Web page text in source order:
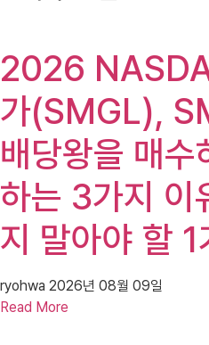
2026
가(SMGL),
배당왕을 매수
하는 3가지 이
지 말아야 할
ryohwa 2026년 08월 09일
Read More